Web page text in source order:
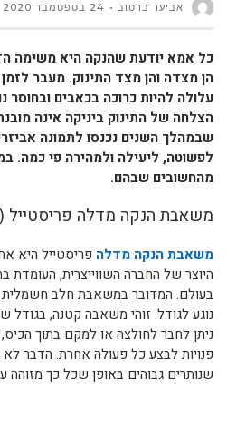
אביעד ברטוב 24 בספטמבר 2020
כל אמא יודעת שהנקה היא משימה
הן מצדה והן מצד התינוק. מעבר
עלולה להיות כרוכה בכאבים ובחוסר
הצלחה של התינוק ביניקה אינה
שבמהלך השנים נכנסו לתמונה
לפשוטה, ליעילה ולמהירה פי כמה.
מהחשובים שבהם.
משאבת הנקה מדלה פריסטייל (
משאבת הנקה מדלה פריסטייל היא
היוצר של החברה השווייצרית, העומדת
בעולם. המדובר במשאבת חלב חשמלית
נוגע לגודל: זוהי משאבה קטנה, בגודל
ניתן לחבר לחולצה או למקם בתוך
פנויות לבצע כל פעולה אחרת. הדבר
שנותרים גבוהים באופן שכל כך מזוהה